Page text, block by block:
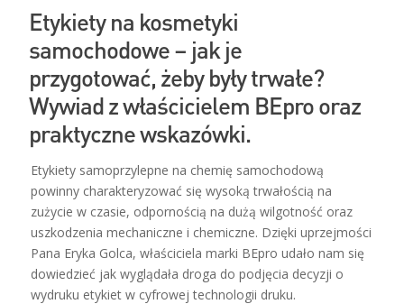
Etykiety na kosmetyki
samochodowe – jak je
przygotować, żeby były trwałe?
Wywiad z właścicielem BEpro oraz
praktyczne wskazówki.
Etykiety samoprzylepne na chemię samochodową
powinny charakteryzować się wysoką trwałością na
zużycie w czasie, odpornością na dużą wilgotność oraz
uszkodzenia mechaniczne i chemiczne. Dzięki uprzejmości
Pana Eryka Golca, właściciela marki BEpro udało nam się
dowiedzieć jak wyglądała droga do podjęcia decyzji o
wydruku etykiet w cyfrowej technologii druku.